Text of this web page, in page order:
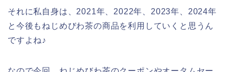
それに私自身は、2021年、2022年、2023年、2024年
と今後もねじめびわ茶の商品を利用していくと思うん
ですよね♪